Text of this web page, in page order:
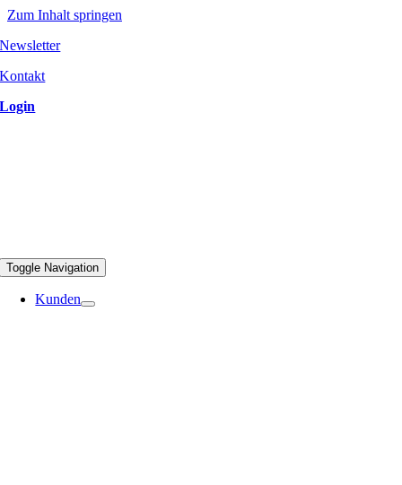
Zum Inhalt springen
Newsletter
Kontakt
Login
Toggle Navigation
Kunden